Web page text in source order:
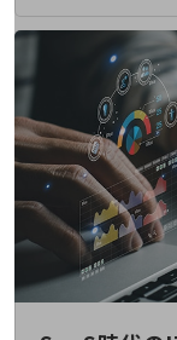
おすすめの機種、料金
ビジネス向けスマー
タフネススマートフ
データ通信製品
ドコモケータイ